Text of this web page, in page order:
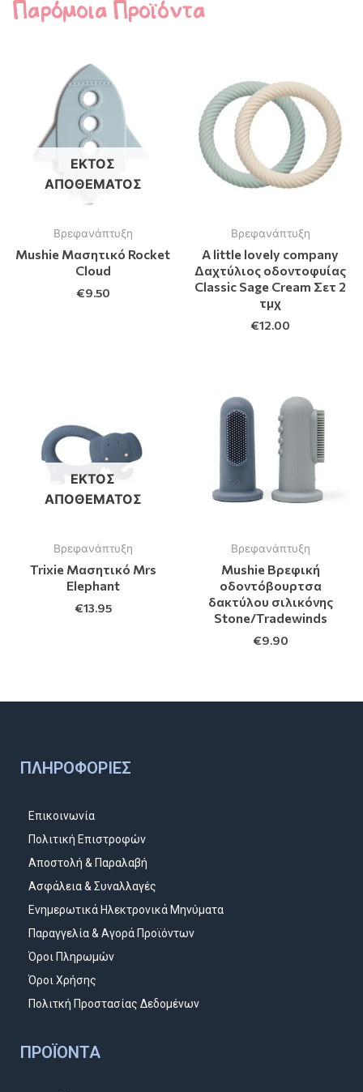
Παρόμοια Προϊόντα
ΕΚΤΌΣ
ΑΠΟΘΈΜΑΤΟΣ
Βρεφανάπτυξη
Mushie Μασητικό Rocket
Cloud
€9.50
Βρεφανάπτυξη
A little lovely company
Δαχτύλιος οδοντοφυίας
Classic Sage Cream Σετ 2
τμχ
€12.00
ΕΚΤΌΣ
ΑΠΟΘΈΜΑΤΟΣ
Βρεφανάπτυξη
Trixie Μασητικό Mrs
Elephant
€13.95
Βρεφανάπτυξη
Mushie Βρεφική
οδοντόβουρτσα
δακτύλου σιλικόνης
Stone/Tradewinds
€9.90
ΠΛΗΡΟΦΟΡΊΕΣ
Επικοινωνία
Πολιτική Επιστροφών
Αποστολή & Παραλαβή
Ασφάλεια & Συναλλαγές
Ενημερωτικά Ηλεκτρονικά Μηνύματα
Παραγγελία & Αγορά Προϊόντων
Όροι Πληρωμών
Όροι Χρήσης
Πολιτκή Προστασίας Δεδομένων
ΠΡΟΪΌΝΤΑ